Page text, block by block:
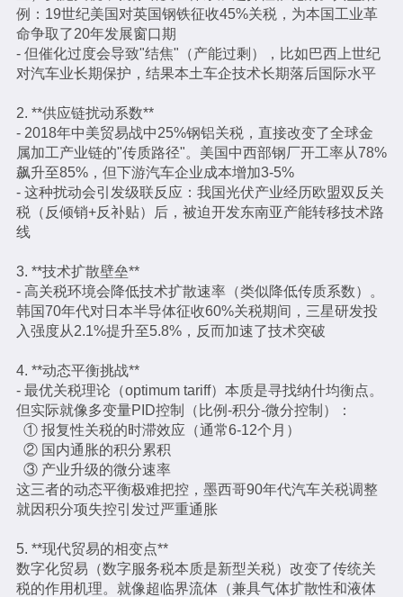
例：19世纪美国对英国钢铁征收45%关税，为本国工业革
命争取了20年发展窗口期
- 但催化过度会导致"结焦"（产能过剩），比如巴西上世纪
对汽车业长期保护，结果本土车企技术长期落后国际水平
2. **供应链扰动系数**
- 2018年中美贸易战中25%钢铝关税，直接改变了全球金
属加工产业链的"传质路径"。美国中西部钢厂开工率从78%
飙升至85%，但下游汽车企业成本增加3-5%
- 这种扰动会引发级联反应：我国光伏产业经历欧盟双反关
税（反倾销+反补贴）后，被迫开发东南亚产能转移技术路
线
3. **技术扩散壁垒**
- 高关税环境会降低技术扩散速率（类似降低传质系数）。
韩国70年代对日本半导体征收60%关税期间，三星研发投
入强度从2.1%提升至5.8%，反而加速了技术突破
4. **动态平衡挑战**
- 最优关税理论（optimum tariff）本质是寻找纳什均衡点。
但实际就像多变量PID控制（比例-积分-微分控制）：
① 报复性关税的时滞效应（通常6-12个月）
② 国内通胀的积分累积
③ 产业升级的微分速率
这三者的动态平衡极难把控，墨西哥90年代汽车关税调整
就因积分项失控引发过严重通胀
5. **现代贸易的相变点**
数字化贸易（数字服务税本质是新型关税）改变了传统关
税的作用机理。就像超临界流体（兼具气体扩散性和液体